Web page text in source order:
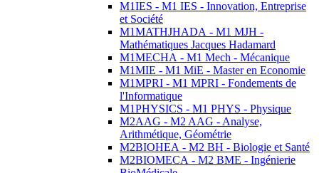
M1IES - M1 IES - Innovation, Entreprise
et Société
M1MATHJHADA - M1 MJH -
Mathématiques Jacques Hadamard
M1MECHA - M1 Mech - Mécanique
M1MIE - M1 MiE - Master en Economie
M1MPRI - M1 MPRI - Fondements de
l'Informatique
M1PHYSICS - M1 PHYS - Physique
M2AAG - M2 AAG - Analyse,
Arithmétique, Géométrie
M2BIOHEA - M2 BH - Biologie et Santé
M2BIOMECA - M2 BME - Ingénierie